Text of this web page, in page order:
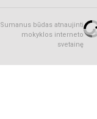
Sumanus būdas atnaujinti
mokyklos interneto
svetainę